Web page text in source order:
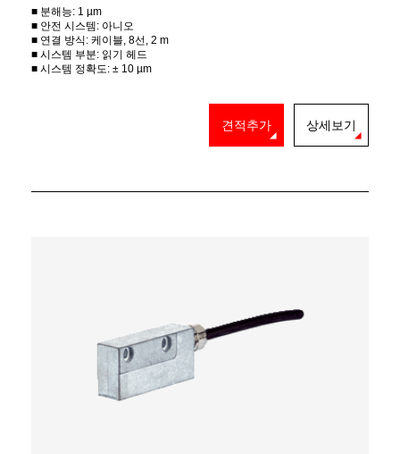
■ 분해능: 1 µm
■ 안전 시스템: 아니오
■ 연결 방식: 케이블, 8선, 2 m
■ 시스템 부분: 읽기 헤드
■ 시스템 정확도: ± 10 µm
견적추가 상세보기